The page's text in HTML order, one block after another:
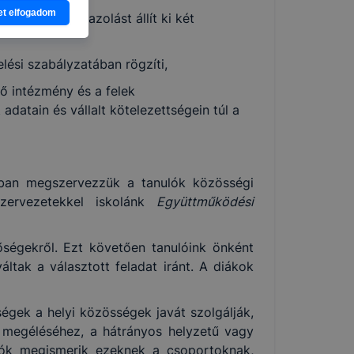
igazolást állít ki két
szabályzatában rögzíti,
intézmény és a felek
és vállalt kötelezettségein túl a
megszervezzük a tanulók közösségi
iskolánk Együttműködési
Ezt követően tanulóink önként
a választott feladat iránt. A diákok
a helyi közösségek javát szolgálják,
a hátrányos helyzetű vagy
megismerik ezeknek a csoportoknak,
a
a
hogy
elfogadom